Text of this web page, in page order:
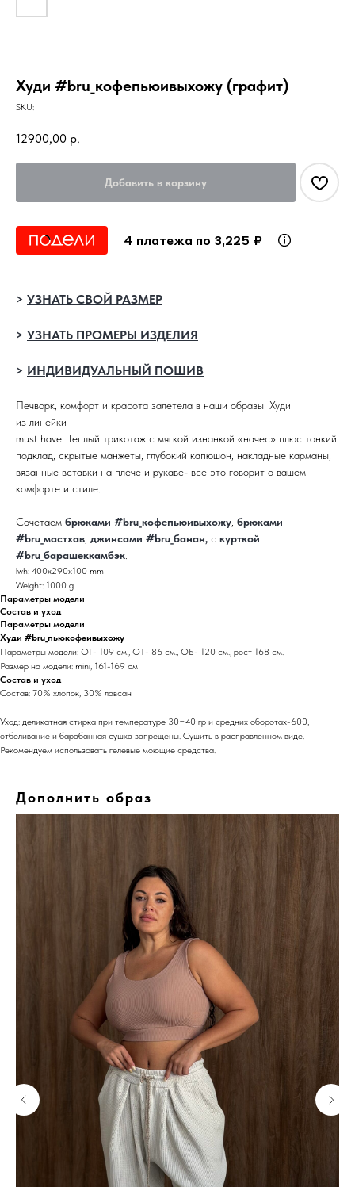
Худи #bru_кофепьюивыхожу (графит)
SKU:
12900,00 р.
Добавить в корзину
4 платежа по 3,225 ₽
> УЗНАТЬ СВОЙ РАЗМЕР
> УЗНАТЬ ПРОМЕРЫ ИЗДЕЛИЯ
> ИНДИВИДУАЛЬНЫЙ ПОШИВ
Печворк, комфорт и красота залетела в наши образы! Худи
из линейки
must have . Теплый трикотаж с мягкой изнанкой «начес» плюс тонкий
подклад, скрытые манжеты, глубокий капюшон, накладные карманы,
вязанные вставки на плече и рукаве- все это говорит о вашем
комфорте и стиле.
Сочетаем брюками #bru_кофепьюивыхожу брюками
#bru_мастхав джинсами #bru_банан, с курткой
#bru_барашеккамбэк
lwh: 400x290x100 mm
Weight: 1000 g
Параметры модели
Состав и уход
Параметры модели
Худи #bru_пьюкофеивыхожу
Параметры модели: ОГ- 109 см., ОТ- 86 см., ОБ- 120 см., рост 168 см.
Размер на модели: mini, 161-169 см
Состав и уход
Состав: 70% хлопок, 30% лавсан
Уход: деликатная стирка при температуре 30−40 гр и средних оборотах-600,
отбеливание и барабанная сушка запрещены. Сушить в расправленном виде.
Рекомендуем использовать гелевые моющие средства.
Дополнить образ